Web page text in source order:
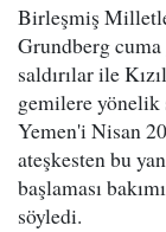
Birleşmiş
Grundberg
saldırılar ile
gemilere yönelik
Yemen'i Nisan
ateşkesten bu
başlaması
söyledi.